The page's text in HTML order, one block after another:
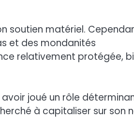
soutien matériel.
et des mondanités
relativement protégée,
joué un rôle
à capitaliser sur son